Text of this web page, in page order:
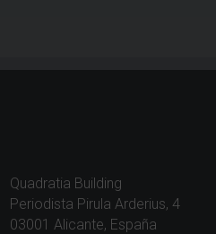
Quadratia Building
Periodista Pirula Arderius, 4
03001 Alicante, España